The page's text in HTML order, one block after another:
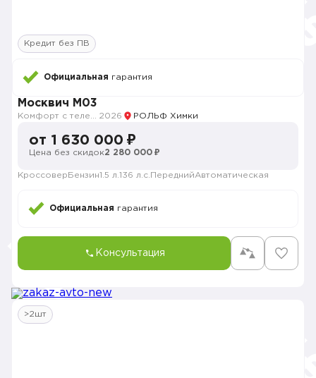
Кредит без ПВ
Официальная гарантия
Москвич M03
2026 РОЛЬФ Химки
от 1 630 000 ₽
Цена без скидок2 280 000 ₽
Кроссовер Бензин1.5 л. 136 л.с. ПереднийАвтоматическая
Официальная гарантия
Консультация
>2шт